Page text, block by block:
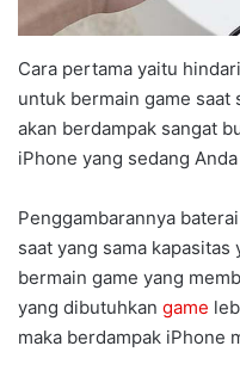
Cara pertama yaitu
untuk bermain game saat
akan berdampak sangat
iPhone yang sedang
Penggambarannya
saat yang sama
bermain game yang
yang dibutuhkan game
maka berdampak iPhone